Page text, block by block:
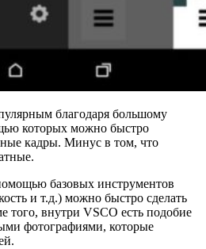
благодаря большому
которых можно быстро
кадры. Минус в том, что
базовых инструментов
и т.д.) можно быстро сделать
того, внутри VSCO есть подобие
фотографиями, которые